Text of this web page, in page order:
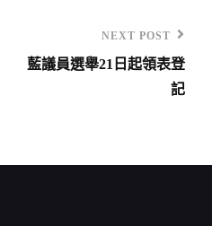
Post
NEXT POST
藍議員選舉21日起領表登
記